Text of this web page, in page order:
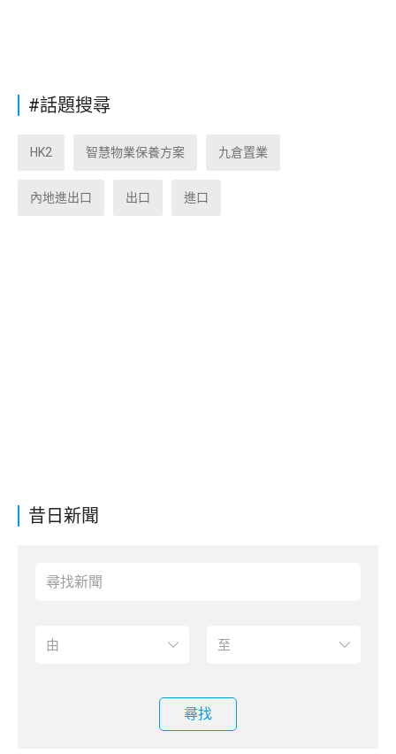
昔日新聞
尋找
#話題搜尋
HK2 智慧物業保養方案 九倉置業
內地進出口 出口 進口